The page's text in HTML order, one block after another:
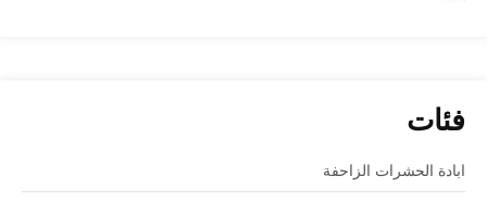
فئات
ابادة الحشرات الزاحفة